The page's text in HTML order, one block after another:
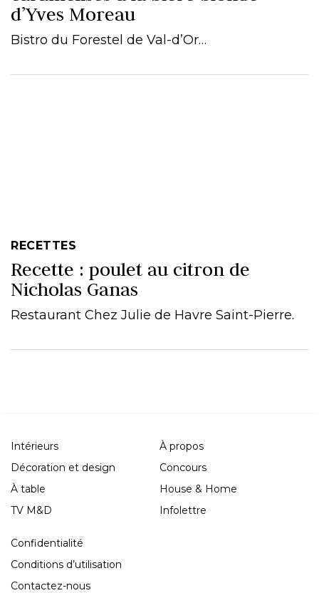
d’Yves Moreau
Bistro du Forestel de Val-d’Or…
RECETTES
Recette : poulet au citron de
Nicholas Ganas
Restaurant Chez Julie de Havre Saint-Pierre.
Intérieurs
Décoration et design
À table
TV M&D
À propos
Concours
House & Home
Infolettre
Confidentialité
Conditions d’utilisation
Contactez-nous